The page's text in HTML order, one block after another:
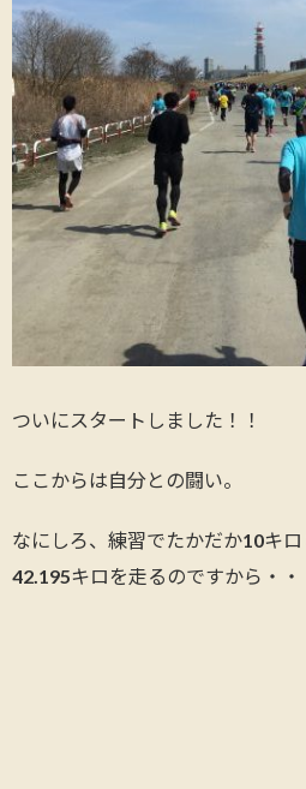
ついにスタートしました！！
ここからは自分との闘い。
なにしろ、練習でたかだか10キ
42.195キロを走るのですから・・